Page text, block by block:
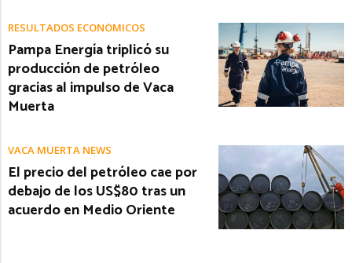
RESULTADOS ECONÓMICOS
Pampa Energía triplicó su
producción de petróleo
gracias al impulso de Vaca
Muerta
VACA MUERTA NEWS
El precio del petróleo cae por
debajo de los US$80 tras un
acuerdo en Medio Oriente